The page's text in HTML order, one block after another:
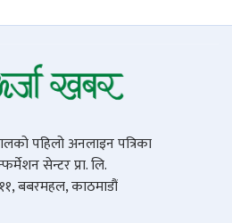
पहिलो अनलाइन पत्रिका
सेन्टर प्रा. लि.
बबरमहल, काठमाडौं